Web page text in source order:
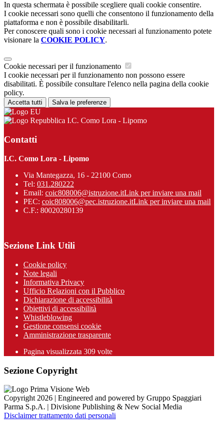
In questa schermata è possibile scegliere quali cookie consentire.
I cookie necessari sono quelli che consentono il funzionamento della
piattaforma e non è possibile disabilitarli.
Per conoscere quali sono i cookie necessari al funzionamento potete
visionare la COOKIE POLICY.
Cookie necessari per il funzionamento
I cookie necessari per il funzionamento non possono essere
disabilitati. È possibile consultare l'elenco nella pagina della cookie
policy.
Accetta tutti Salva le preferenze
I.C. Como Lora - Lipomo
Contatti
I.C. Como Lora - Lipomo
Via Mantegazza, 16 - 22100 Como
Tel: 031.280222
Email: coic808006@istruzione.itLink per inviare una mail
PEC: coic808006@pec.istruzione.itLink per inviare una mail
C.F.: 80020280139
Sezione Link Utili
Cookie policy
Note legali
Informativa Privacy
Ufficio Relazioni con il Pubblico
Dichiarazione di accessibilità
Obiettivi di accessibilità
Whistleblowing
Gestione consensi cookie
Amministrazione trasparente
Pagina visualizzata 309 volte
Sezione Copyright
Copyright 2026 | Engineered and powered by Gruppo Spaggiari
Parma S.p.A. | Divisione Publishing & New Social Media
Disclaimer trattamento dati personali